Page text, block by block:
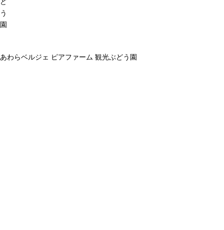
う
園
あわらベルジェ ピアファーム 観光ぶどう園